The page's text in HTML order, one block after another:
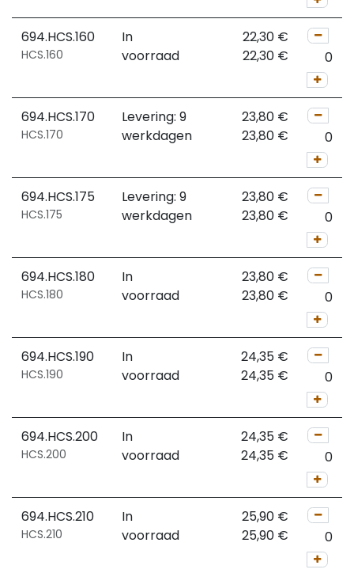
694.HCS.160
HCS.160
In
voorraad
22,30 €
22,30 €
694.HCS.170
HCS.170
Levering: 9
werkdagen
23,80 €
23,80 €
694.HCS.175
HCS.175
Levering: 9
werkdagen
23,80 €
23,80 €
694.HCS.180
HCS.180
In
voorraad
23,80 €
23,80 €
694.HCS.190
HCS.190
In
voorraad
24,35 €
24,35 €
694.HCS.200
HCS.200
In
voorraad
24,35 €
24,35 €
694.HCS.210
HCS.210
In
voorraad
25,90 €
25,90 €